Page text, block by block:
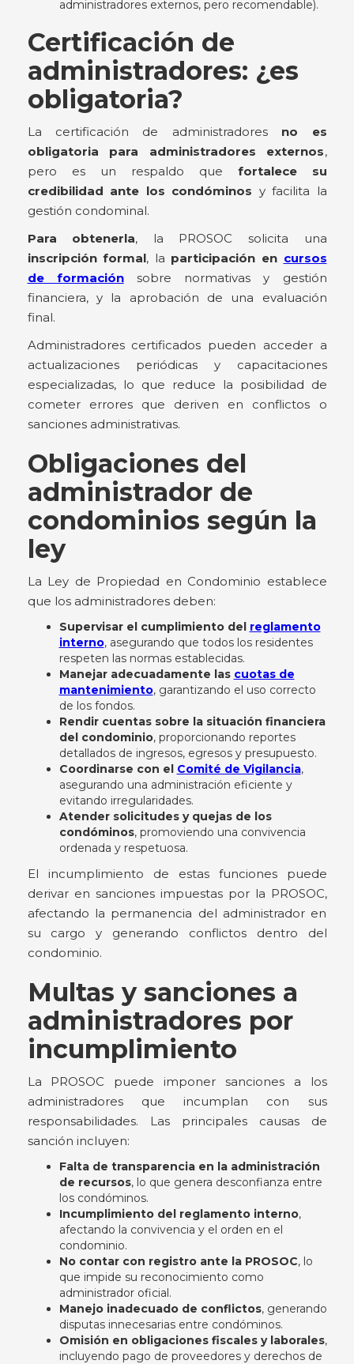
administradores externos, pero recomendable).
Certificación de
administradores: ¿es
obligatoria?
La certificación de administradores no es
obligatoria para administradores externos,
pero es un respaldo que fortalece su
credibilidad ante los condóminos y facilita la
gestión condominal.
Para obtenerla, la PROSOC solicita una
inscripción formal, la participación en cursos
de formaciónsobre normativas y gestión
financiera, y la aprobación de una evaluación
final.
Administradores certificados pueden acceder a
actualizaciones periódicas y capacitaciones
especializadas, lo que reduce la posibilidad de
cometer errores que deriven en conflictos o
sanciones administrativas.
Obligaciones del
administrador de
condominios según la
ley
La Ley de Propiedad en Condominio establece
que los administradores deben:
Supervisar el cumplimiento del reglamento
interno, asegurando que todos los residentes
respeten las normas establecidas.
Manejar adecuadamente las cuotas de
mantenimiento, garantizando el uso correcto
de los fondos.
Rendir cuentas sobre la situación financiera
del condominio, proporcionando reportes
detallados de ingresos, egresos y presupuesto.
Coordinarse con el Comité de Vigilancia,
asegurando una administración eficiente y
evitando irregularidades.
Atender solicitudes y quejas de los
condóminos, promoviendo una convivencia
ordenada y respetuosa.
El incumplimiento de estas funciones puede
derivar en sanciones impuestas por la PROSOC,
afectando la permanencia del administrador en
su cargo y generando conflictos dentro del
condominio.
Multas y sanciones a
administradores por
incumplimiento
La PROSOC puede imponer sanciones a los
administradores que incumplan con sus
responsabilidades. Las principales causas de
sanción incluyen:
Falta de transparencia en la administración
de recursos, lo que genera desconfianza entre
los condóminos.
Incumplimiento del reglamento interno,
afectando la convivencia y el orden en el
condominio.
No contar con registro ante la PROSOC, lo
que impide su reconocimiento como
administrador oficial.
Manejo inadecuado de conflictos, generando
disputas innecesarias entre condóminos.
Omisión en obligaciones fiscales y laborales,
incluyendo pago de proveedores y derechos de